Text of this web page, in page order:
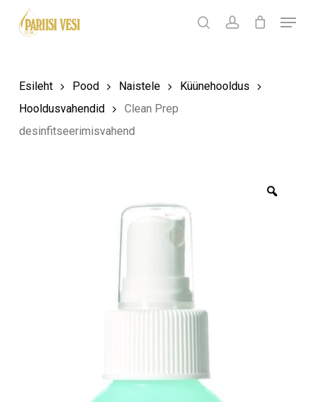
Products
search
searchaccount
Menu
Ostukorv
Esileht Pood Naistele
Küünehooldus
Hooldusvahendid
Clean Prep
desinfitseerimisvahend